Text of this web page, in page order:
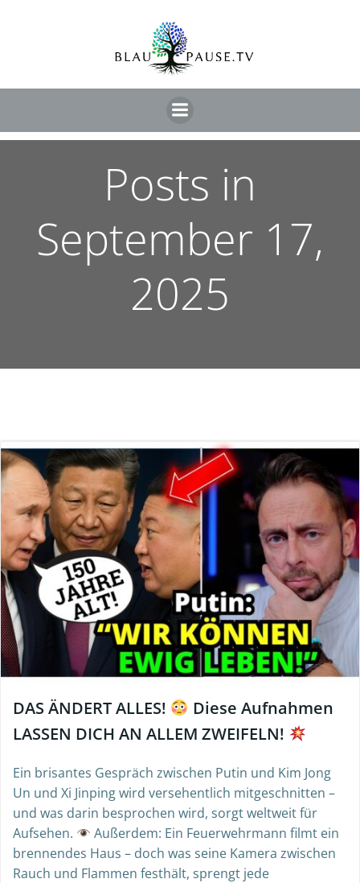
Posts in
September 17,
2025
DAS ÄNDERT ALLES!
Diese Aufnahmen
LASSEN DICH AN ALLEM ZWEIFELN!
Ein brisantes Gespräch zwischen Putin und Kim Jong
Un und Xi Jinping wird versehentlich mitgeschnitten –
und was darin besprochen wird, sorgt weltweit für
Aufsehen.
Außerdem: Ein Feuerwehrmann filmt ein
brennendes Haus – doch was seine Kamera zwischen
Rauch und Flammen festhält, sprengt jede